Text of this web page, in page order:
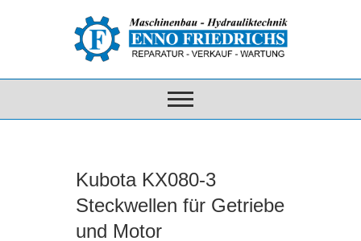
Kubota KX080-3
Steckwellen für Getriebe
und Motor